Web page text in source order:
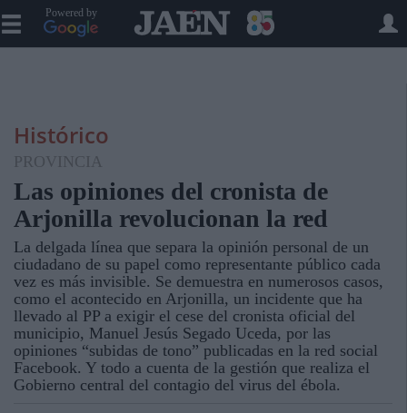
Powered by
Histórico
PROVINCIA
Las opiniones del cronista de
Arjonilla revolucionan la red
La delgada línea que separa la opinión personal de un
ciudadano de su papel como representante público cada
vez es más invisible. Se demuestra en numerosos casos,
como el acontecido en Arjonilla, un incidente que ha
llevado al PP a exigir el cese del cronista oficial del
municipio, Manuel Jesús Segado Uceda, por las
opiniones “subidas de tono” publicadas en la red social
Facebook. Y todo a cuenta de la gestión que realiza el
Gobierno central del contagio del virus del ébola.